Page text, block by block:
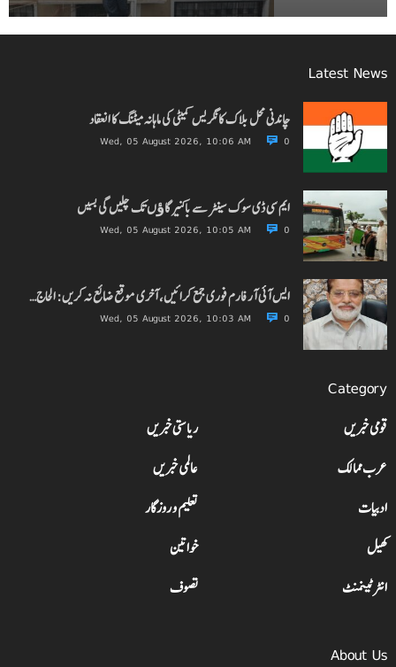
Latest News
چاندنی محل بلاک کانگریس کمیٹی کی ماہانہ میٹنگ کا انعقاد
Wed, 05 August 2026, 10:06 AM 0
ایم سی ڈی سوک سینٹر سے باکنیر گاﺅں تک چلیں گی بسیں
Wed, 05 August 2026, 10:05 AM 0
ایس آئی آر فارم فوری جمع کرائیں، آخری موقع ضائع نہ کریں: الحاج…
Wed, 05 August 2026, 10:03 AM 0
Category
قومی خبریں
ریاستی خبریں
عرب ممالک
عالمی خبریں
ادبیات
تعلیم و روزگار
کھیل
خواتین
انٹرٹینمنٹ
تصوف
About Us